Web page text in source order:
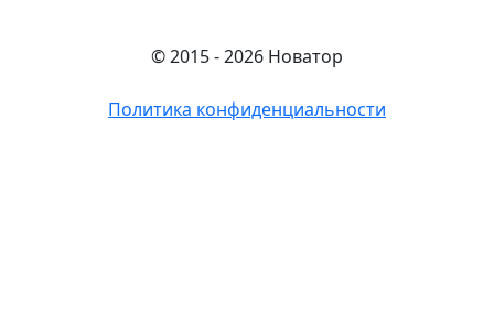
© 2015 - 2026 Новатор
Политика конфиденциальности